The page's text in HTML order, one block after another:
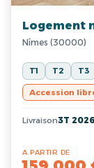
Logement
Nîmes (30000)
T1 T2 T3
Accession
Livraison3T 2026
A PARTIR DE